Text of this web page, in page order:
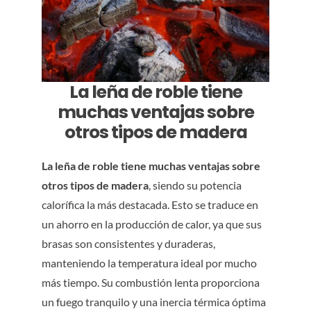
La leña de roble tiene
muchas ventajas sobre
otros tipos de madera
La leña de roble tiene muchas ventajas sobre
otros tipos de madera, siendo su potencia
calorífica la más destacada. Esto se traduce en
un ahorro en la producción de calor, ya que sus
brasas son consistentes y duraderas,
manteniendo la temperatura ideal por mucho
más tiempo. Su combustión lenta proporciona
un fuego tranquilo y una inercia térmica óptima